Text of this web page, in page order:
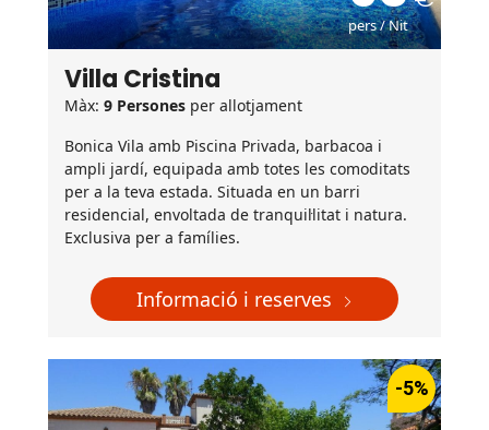
pers / Nit
Villa Cristina
Màx: 9 Persones per allotjament
Bonica Vila amb Piscina Privada, barbacoa i
ampli jardí, equipada amb totes les comoditats
per a la teva estada. Situada en un barri
residencial, envoltada de tranquil·litat i natura.
Exclusiva per a famílies.
Informació i reserves
-5%